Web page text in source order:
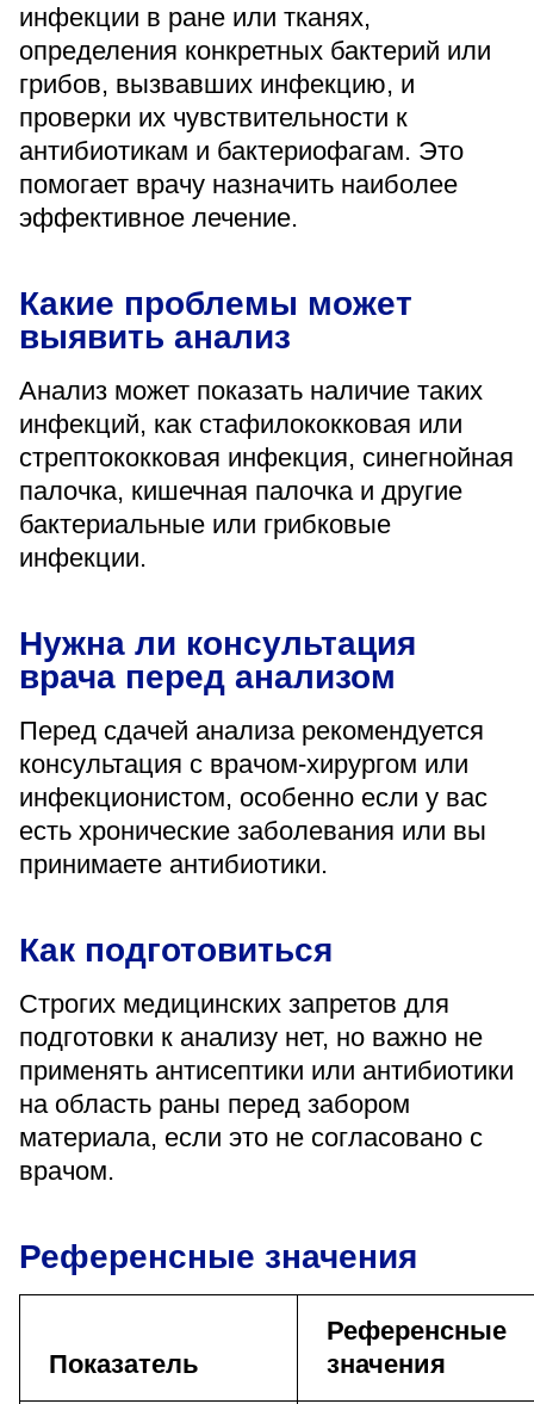
Пятница
08:00–15:45
перерыв 12:00–12:30
Администратор
+7 (4742) 72-73-31
Версия для слабовидящих
инфекции в ране или тканях,
определения конкретных бактерий или
грибов, вызвавших инфекцию, и
проверки их чувствительности к
антибиотикам и бактериофагам. Это
помогает врачу назначить наиболее
эффективное лечение.
Какие проблемы может
выявить анализ
Анализ может показать наличие таких
инфекций, как стафилококковая или
стрептококковая инфекция, синегнойная
палочка, кишечная палочка и другие
бактериальные или грибковые
инфекции.
Нужна ли консультация
врача перед анализом
Перед сдачей анализа рекомендуется
консультация с врачом-хирургом или
инфекционистом, особенно если у вас
есть хронические заболевания или вы
принимаете антибиотики.
Как подготовиться
Строгих медицинских запретов для
подготовки к анализу нет, но важно не
применять антисептики или антибиотики
на область раны перед забором
материала, если это не согласовано с
врачом.
Референсные значения
Показатель
Референсные
значения